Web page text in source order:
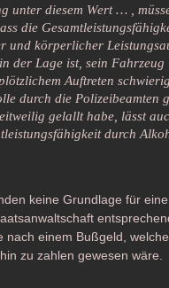
unter diesem Wert … ,
die
und körperlicher
der Lage ist, sein
Auftreten
durch die Polizeibeamten
gelallt habe, lässt
durch
keine Grundlage für
einem Bußgeld,
zu zahlen gewesen wäre.